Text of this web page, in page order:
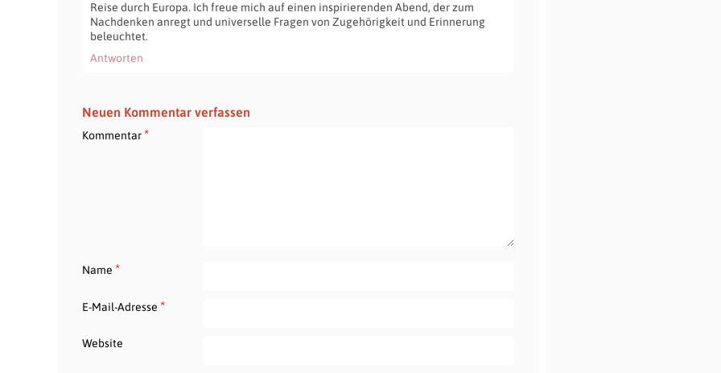
Reise durch Europa. Ich freue mich auf einen inspirierenden Abend, der zum
Nachdenken anregt und universelle Fragen von Zugehörigkeit und Erinnerung
beleuchtet.
Antworten
Neuen Kommentar verfassen
Kommentar*
Name *
E-Mail-Adresse *
Website